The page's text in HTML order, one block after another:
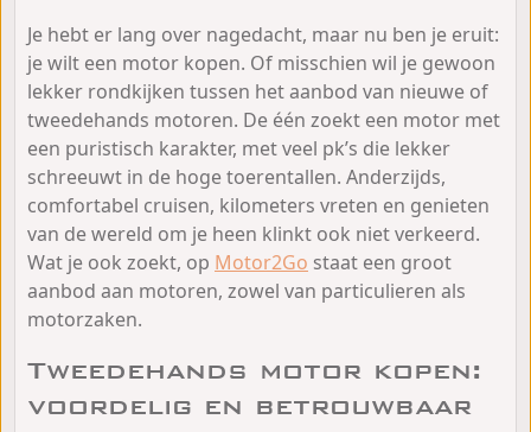
Je hebt er lang over nagedacht, maar nu ben je eruit:
je wilt een motor kopen. Of misschien wil je gewoon
lekker rondkijken tussen het aanbod van nieuwe of
tweedehands motoren. De één zoekt een motor met
een puristisch karakter, met veel pk’s die lekker
schreeuwt in de hoge toerentallen. Anderzijds,
comfortabel cruisen, kilometers vreten en genieten
van de wereld om je heen klinkt ook niet verkeerd.
Wat je ook zoekt, op Motor2Go staat een groot
aanbod aan motoren, zowel van particulieren als
motorzaken.
Tweedehands motor kopen:
voordelig en betrouwbaar